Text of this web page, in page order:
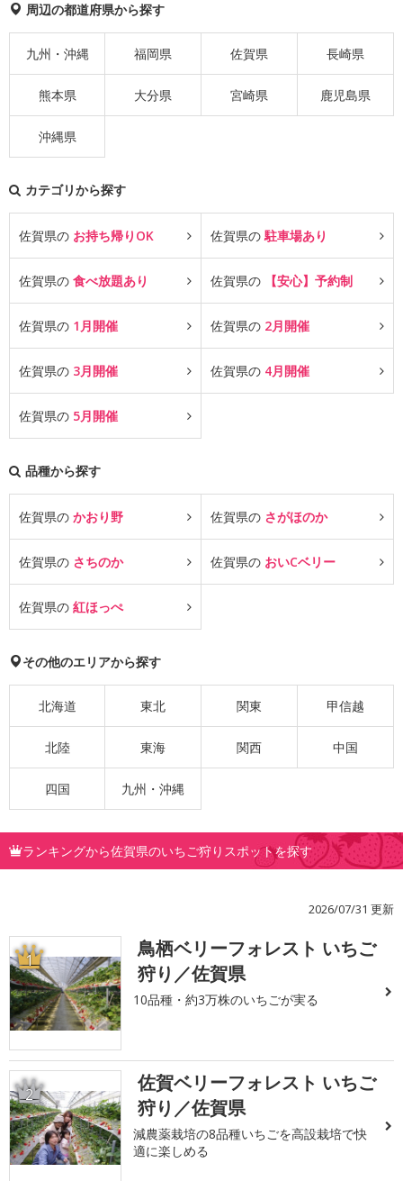
周辺の都道府県から探す
九州・沖縄 福岡県 佐賀県 長崎県
熊本県 大分県 宮崎県 鹿児島県
沖縄県
カテゴリから探す
佐賀県の お持ち帰りOK 佐賀県の駐車場あり
佐賀県の 食べ放題あり 佐賀県の 【安心】予約制
佐賀県の 1月開催 佐賀県の 2月開催
佐賀県の 3月開催 佐賀県の 4月開催
佐賀県の 5月開催
品種から探す
佐賀県の かおり野 佐賀県の さがほのか
佐賀県の さちのか 佐賀県の おいCベリー
佐賀県の 紅ほっぺ
その他のエリアから探す
北海道 東北 関東 甲信越
北陸 東海 関西 中国
四国 九州・沖縄
ランキングから佐賀県のいちご狩りスポットを探す
2026/07/31 更新
1
鳥栖ベリーフォレスト いちご
狩り／佐賀県
10品種・約3万株のいちごが実る
2
佐賀ベリーフォレスト いちご
狩り／佐賀県
減農薬栽培の8品種いちごを高設栽培で快
適に楽しめる